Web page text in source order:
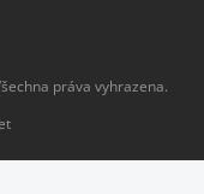
práva vyhrazena.